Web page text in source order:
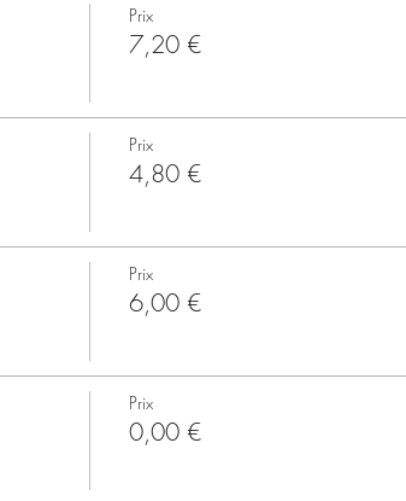
Prix
7,20 €
Prix
4,80 €
Prix
6,00 €
Prix
0,00 €